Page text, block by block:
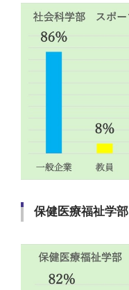
保健医療福祉学部